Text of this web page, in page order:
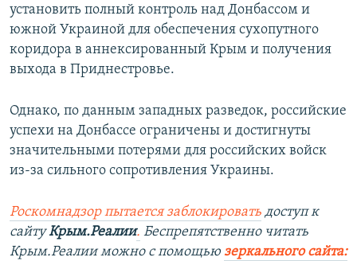
установить полный контроль над Донбассом и
южной Украиной для обеспечения сухопутного
коридора в аннексированный Крым и получения
выхода в Приднестровье.
Однако, по данным западных разведок, российские
успехи на Донбассе ограничены и достигнуты
значительными потерями для российских войск
из-за сильного сопротивления Украины.
Роскомнадзор пытается заблокировать доступ к
сайтуКрым.Реалии. Беспрепятственно читать
Крым.Реалии можно с помощью зеркального сайта: